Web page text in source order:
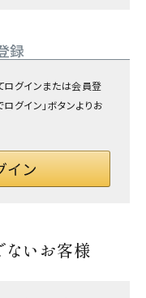
録
グインまたは会員登
グイン」ボタンよりお
ないお客様